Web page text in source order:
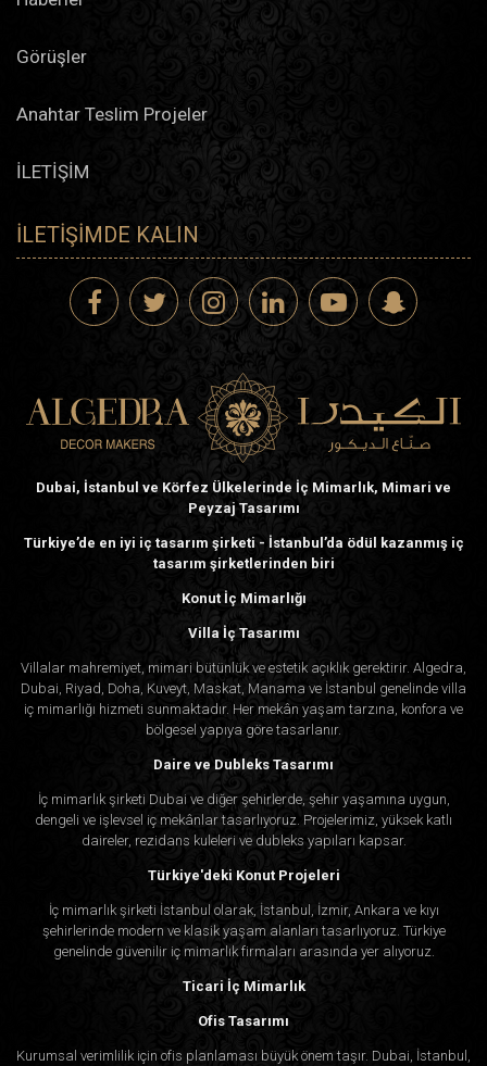
Görüşler
Anahtar Teslim Projeler
İLETİŞİM
İLETIŞIMDE KALIN
Dubai, İstanbul ve Körfez Ülkelerinde İç Mimarlık, Mimari ve
Peyzaj Tasarımı
Türkiye’de en iyi iç tasarım şirketi - İstanbul’da ödül kazanmış iç
tasarım şirketlerinden biri
Konut İç Mimarlığı
Villa İç Tasarımı
Villalar mahremiyet, mimari bütünlük ve estetik açıklık gerektirir. Algedra,
Dubai, Riyad, Doha, Kuveyt, Maskat, Manama ve İstanbul genelinde villa
iç mimarlığı hizmeti sunmaktadır. Her mekân yaşam tarzına, konfora ve
bölgesel yapıya göre tasarlanır.
Daire ve Dubleks Tasarımı
İç mimarlık şirketi Dubai ve diğer şehirlerde, şehir yaşamına uygun,
dengeli ve işlevsel iç mekânlar tasarlıyoruz. Projelerimiz, yüksek katlı
daireler, rezidans kuleleri ve dubleks yapıları kapsar.
Türkiye'deki Konut Projeleri
İç mimarlık şirketi İstanbul olarak, İstanbul, İzmir, Ankara ve kıyı
şehirlerinde modern ve klasik yaşam alanları tasarlıyoruz. Türkiye
genelinde güvenilir iç mimarlık firmaları arasında yer alıyoruz.
Ticari İç Mimarlık
Ofis Tasarımı
Kurumsal verimlilik için ofis planlaması büyük önem taşır. Dubai, İstanbul,